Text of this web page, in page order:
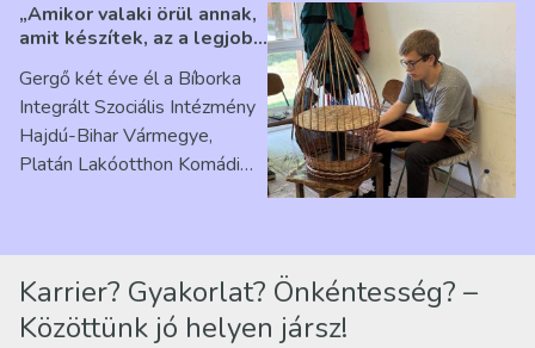
„Amikor valaki örül annak,
amit készítek, az a legjobb
Ribárszky Gergő ellátottal
Gergő két éve él a Bíborka
Integrált Szociális Intézmény
Hajdú-Bihar Vármegye,
Platán Lakóotthon Komádi
Karrier? Gyakorlat? Önkéntesség? –
Közöttünk jó helyen jársz!